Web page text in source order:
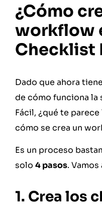
¿Cómo
workflow
Checklist
Dado que ahora
de cómo funciona
Fácil, ¿qué te
cómo se crea un
Es un proceso
solo 4 pasos.
1. Crea los